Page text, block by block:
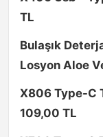
TL
Bulaşık
Losyon Aloe
X806 Type-C
109,00 TL